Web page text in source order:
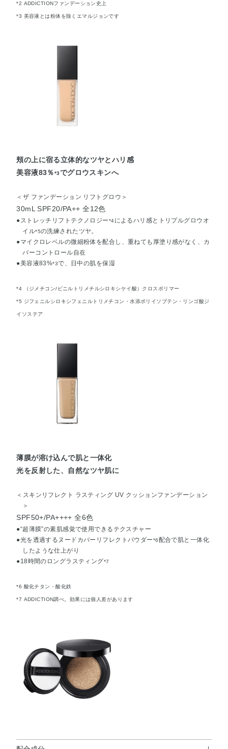
*2 ADDICTIONファンデーション史上
*3 美容液とは粉体を除くエマルジョンです
頬の上に宿る立体的なツヤとハリ感
美容液83％*3でグロウスキンへ
＜ザ ファンデーション リフトグロウ＞
30mL SPF20/PA++ 全12色
●ストレッチリフトテクノロジー*4によるハリ感とトリプルグロウオ
イル*5の洗練されたツヤ。
●マイクロレベルの微細粉体を配合し、重ねても厚塗り感がなく、カ
バーコントロール自在
●美容液83%*3で、日中の肌を保湿
*4 （ジメチコン/ビニルトリメチルシロキシケイ酸）クロスポリマー
*5 ジフェニルシロキシフェニルトリメチコン・水添ポリイソブテン・リンゴ酸ジ
イソステア
薄膜が溶け込んで肌と一体化
光を反射した、自然なツヤ肌に
＜スキンリフレクト ラスティング UV クッションファンデーション
＞
SPF50+/PA++++ 全6色
●“超薄膜”の素肌感覚で使用できるテクスチャー
●光を透過するヌードカバーリフレクトパウダー*6配合で肌と一体化
したような仕上がり
●18時間のロングラスティング*7
*6 酸化チタン・酸化鉄
*7 ADDICTION調べ。効果には個人差があります